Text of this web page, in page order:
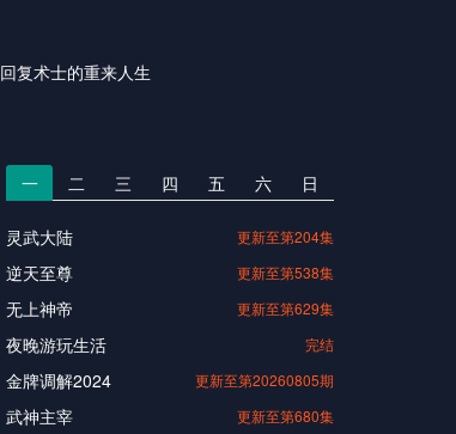
回复术士的重来人生
一 二 三 四 五 六 日
灵武大陆 更新至第204集
逆天至尊 更新至第538集
无上神帝 更新至第629集
夜晚游玩生活 完结
金牌调解2024 更新至第20260805期
武神主宰 更新至第680集